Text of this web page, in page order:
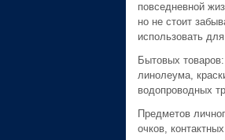
повседневной
но не стоит
использовать
Бытовых
линолеума,
водопроводных
Предметов
очков,